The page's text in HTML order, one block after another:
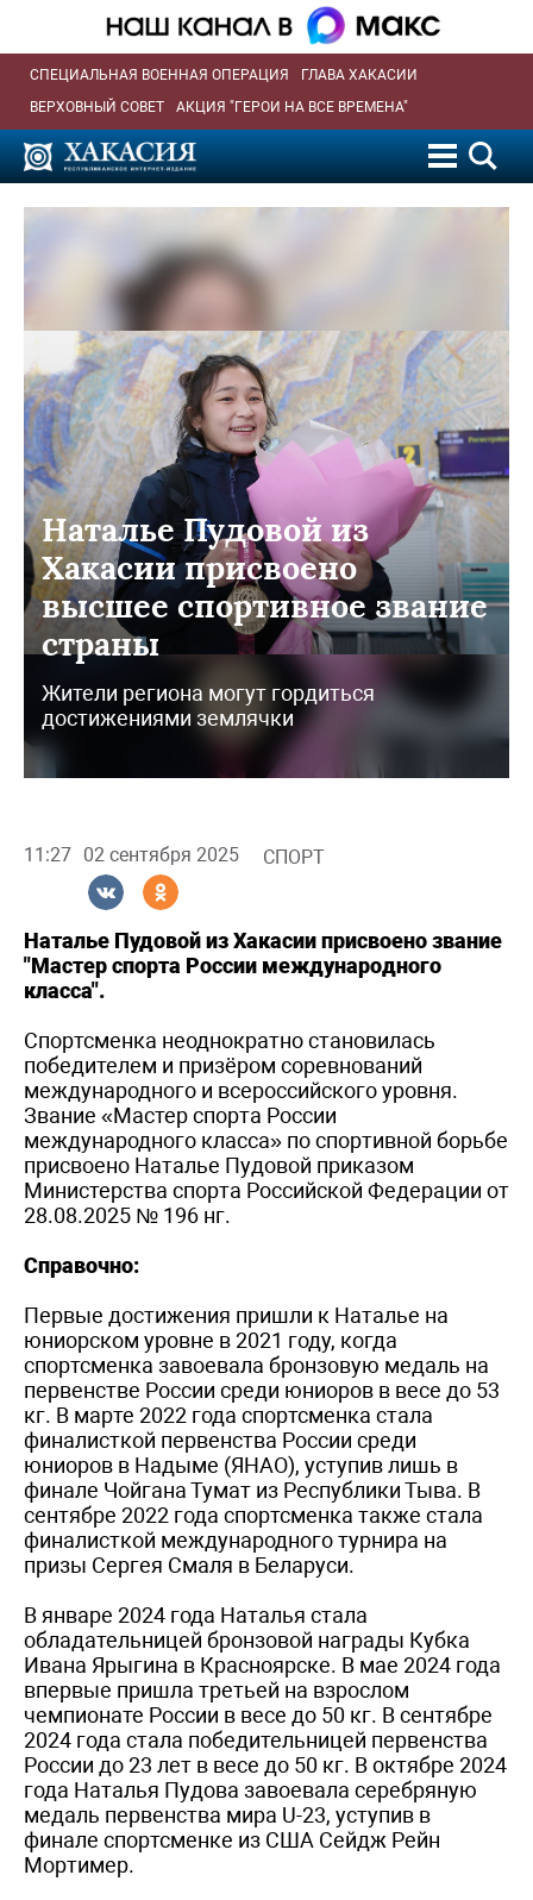
СПЕЦИАЛЬНАЯ ВОЕННАЯ ОПЕРАЦИЯ
ГЛАВА ХАКАСИИ
ВЕРХОВНЫЙ СОВЕТ
АКЦИЯ "ГЕРОИ НА ВСЕ ВРЕМЕНА"
Наталье Пудовой из
Хакасии присвоено
высшее спортивное звание
страны
Жители региона могут гордиться
достижениями землячки
11:27 02 сентября 2025 СПОРТ
Наталье Пудовой из Хакасии присвоено звание
"Мастер спорта России международного
класса".
Спортсменка неоднократно становилась
победителем и призёром соревнований
международного и всероссийского уровня.
Звание «Мастер спорта России
международного класса» по спортивной борьбе
присвоено Наталье Пудовой приказом
Министерства спорта Российской Федерации от
28.08.2025 № 196 нг.
Справочно:
Первые достижения пришли к Наталье на
юниорском уровне в 2021 году, когда
спортсменка завоевала бронзовую медаль на
первенстве России среди юниоров в весе до 53
кг. В марте 2022 года спортсменка стала
финалисткой первенства России среди
юниоров в Надыме (ЯНАО), уступив лишь в
финале Чойгана Тумат из Республики Тыва. В
сентябре 2022 года спортсменка также стала
финалисткой международного турнира на
призы Сергея Смаля в Беларуси.
В январе 2024 года Наталья стала
обладательницей бронзовой награды Кубка
Ивана Ярыгина в Красноярске. В мае 2024 года
впервые пришла третьей на взрослом
чемпионате России в весе до 50 кг. В сентябре
2024 года стала победительницей первенства
России до 23 лет в весе до 50 кг. В октябре 2024
года Наталья Пудова завоевала серебряную
медаль первенства мира U-23, уступив в
финале спортсменке из США Сейдж Рейн
Мортимер.